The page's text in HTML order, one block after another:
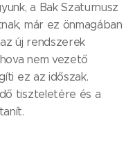
a Bak Szaturnusz
már ez önmagában
új rendszerek
nem vezető
ez az időszak.
tiszteletére és a